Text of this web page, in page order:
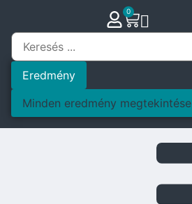
0
Eredmény
Minden eredmény megtekintése